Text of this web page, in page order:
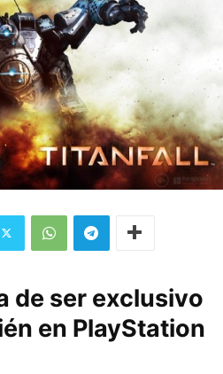
de ser exclusivo
en PlayStation